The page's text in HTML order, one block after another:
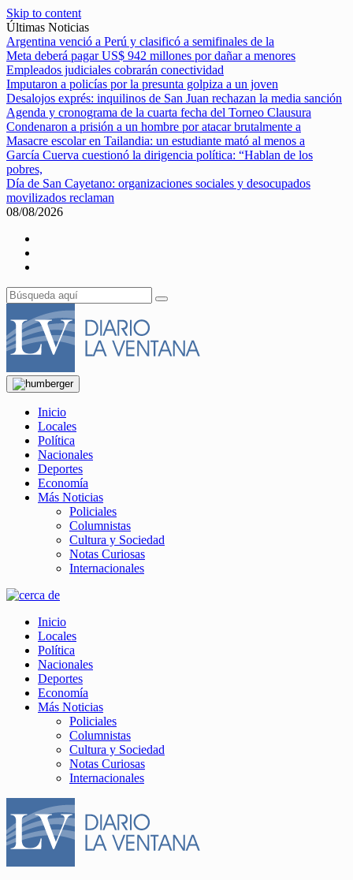
Skip to content
Últimas Noticias
Argentina venció a Perú y clasificó a semifinales de la
Meta deberá pagar US$ 942 millones por dañar a menores
Empleados judiciales cobrarán conectividad
Imputaron a policías por la presunta golpiza a un joven
Desalojos exprés: inquilinos de San Juan rechazan la media sanción
Agenda y cronograma de la cuarta fecha del Torneo Clausura
Condenaron a prisión a un hombre por atacar brutalmente a
Masacre escolar en Tailandia: un estudiante mató al menos a
García Cuerva cuestionó la dirigencia política: “Hablan de los
pobres,
Día de San Cayetano: organizaciones sociales y desocupados
movilizados reclaman
08/08/2026
Inicio
Locales
Política
Nacionales
Deportes
Economía
Más Noticias
Policiales
Columnistas
Cultura y Sociedad
Notas Curiosas
Internacionales
Inicio
Locales
Política
Nacionales
Deportes
Economía
Más Noticias
Policiales
Columnistas
Cultura y Sociedad
Notas Curiosas
Internacionales